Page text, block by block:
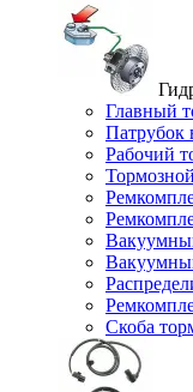
Главный
Патрубок
Рабочий
Скоба